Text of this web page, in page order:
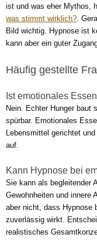
ist und was eher Mythos,
was stimmt wirklich?.
Bild wichtig. Hypnose ist
kann aber ein guter
Häufig gestellte
Ist emotionales
Nein. Echter Hunger baut
spürbar. Emotionales
Lebensmittel gerichtet
auf.
Kann Hypnose bei
Sie kann als begleitender
Gewohnheiten und innere
aber nicht, dass Hypnose
zuverlässig wirkt.
realistisches